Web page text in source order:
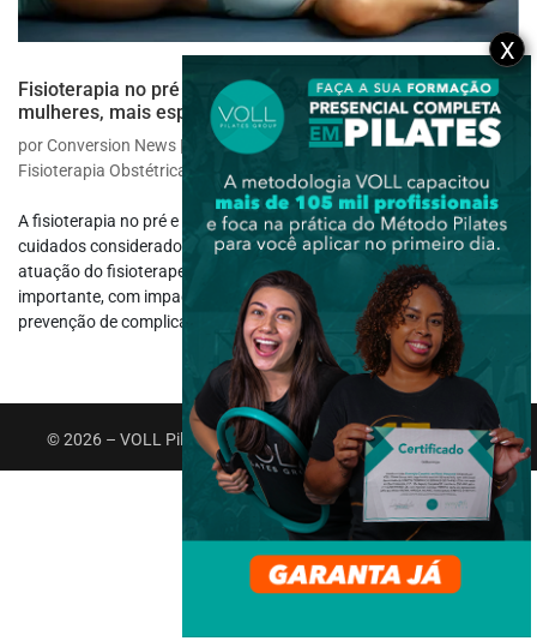
Fisioterapia no pré e pós-parto: mais saúde para
mulheres, mais espaço para fisioterapeutas
porConversion News | maio 26, 2025 Fisioterapia Específica,
Fisioterapia Obstétrica
A fisioterapia no pré e pós-parto tem ganhado destaque entre os
cuidados considerados primordiais para a saúde da mulher. A
atuação do fisioterapeuta tem se mostrado cada vez mais
importante, com impactos na qualidade de vida da gestante, na
prevenção de complicações...
© 2026 – VOLL Pilates Group. Todos os direitos reservados.
X